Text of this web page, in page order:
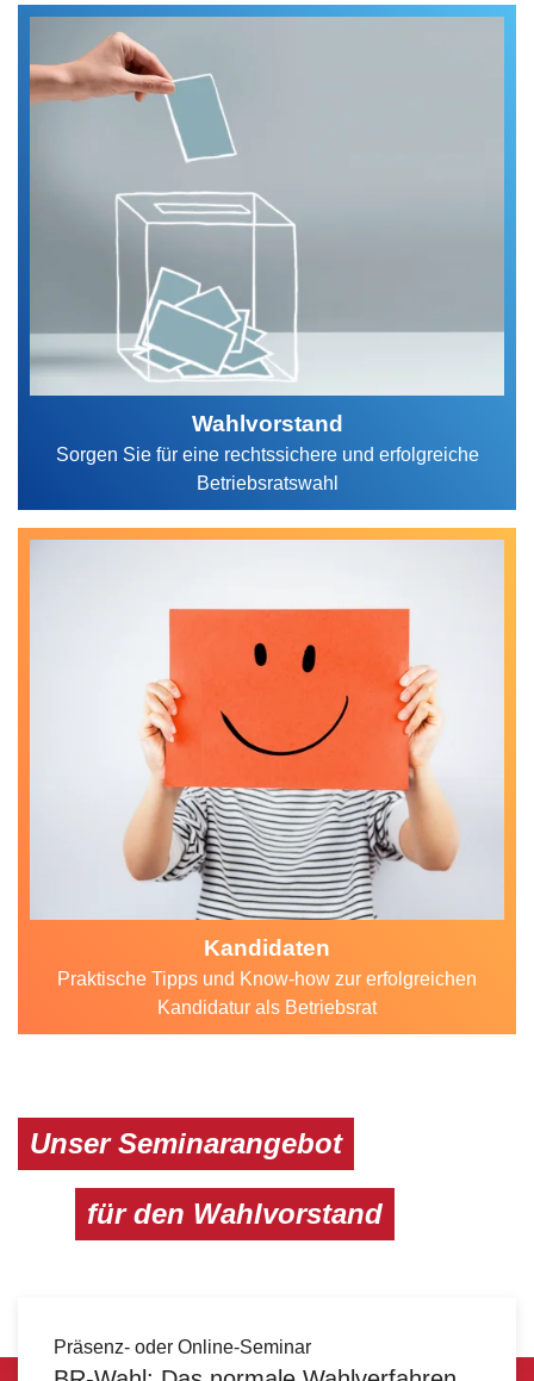
Wahlvorstand
Sorgen Sie für eine rechtssichere und erfolgreiche
Betriebsratswahl
Kandidaten
Praktische Tipps und Know-how zur erfolgreichen
Kandidatur als Betriebsrat
Unser Seminarangebot
für den Wahlvorstand
Präsenz- oder Online-Seminar